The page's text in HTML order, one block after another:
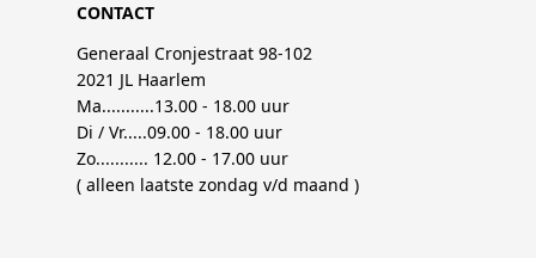
CONTACT
Generaal Cronjestraat 98-102
2021 JL Haarlem
Ma...........13.00 - 18.00 uur
Di / Vr.....09.00 - 18.00 uur
Zo........... 12.00 - 17.00 uur
( alleen laatste zondag v/d maand )